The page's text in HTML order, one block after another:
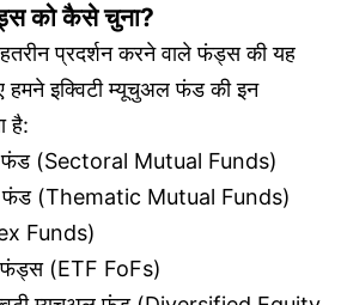
को कैसे चुना?
प्रदर्शन करने वाले फंड्स की यह
हमने इक्विटी म्यूचुअल फंड की इन
है:
(Sectoral Mutual Funds)
फंड (Thematic Mutual Funds)
Funds)
(ETF FoFs)